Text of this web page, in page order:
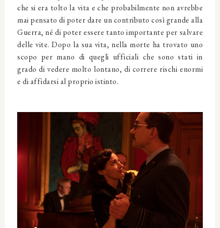
che si era tolto la vita e che probabilmente non avrebbe
mai pensato di poter dare un contributo così grande alla
Guerra, né di poter essere tanto importante per salvare
delle vite. Dopo la sua vita, nella morte ha trovato uno
scopo per mano di quegli ufficiali che sono stati in
grado di vedere molto lontano, di correre rischi enormi
e di affidarsi al proprio istinto.